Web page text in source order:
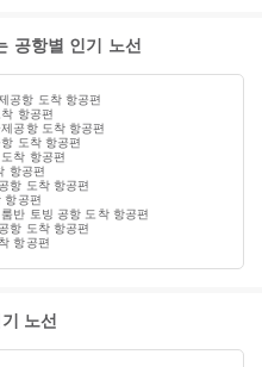
공항별 인기 노선
공항 도착 항공편
항공편
공항 도착 항공편
도착 항공편
착 항공편
항공편
항 도착 항공편
항공편
반 토빙 공항 도착 항공편
항 도착 항공편
항공편
노선